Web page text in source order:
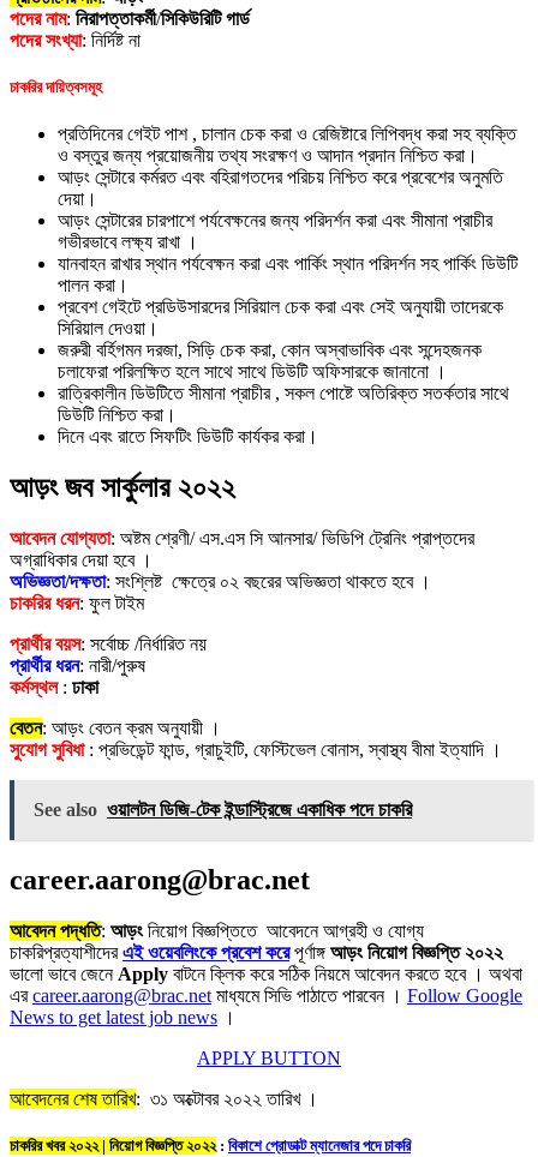
পদের নাম: নিরাপত্তাকর্মী/সিকিউরিটি গার্ড
পদের সংখ্যা: নির্দিষ্ট না
চাকরির দায়িত্বসমূহ
প্রতিদিনের গেইট পাশ , চালান চেক করা ও রেজিষ্টারে লিপিবদ্ধ করা সহ ব্যক্তি
ও বস্তুর জন্য প্রয়োজনীয় তথ্য সংরক্ষণ ও আদান প্রদান নিশ্চিত করা।
আড়ং সেন্টারে কর্মরত এবং বহিরাগতদের পরিচয় নিশ্চিত করে প্রবেশের অনুমতি
দেয়া।
আড়ং সেন্টারের চারপাশে পর্যবেক্ষনের জন্য পরিদর্শন করা এবং সীমানা প্রাচীর
গভীরভাবে লক্ষ্য রাখা ।
যানবাহন রাখার স্থান পর্যবেক্ষন করা এবং পার্কিং স্থান পরিদর্শন সহ পার্কিং ডিউটি
পালন করা।
প্রবেশ গেইটে প্রডিউসারদের সিরিয়াল চেক করা এবং সেই অনুযায়ী তাদেরকে
সিরিয়াল দেওয়া।
জরুরী বর্হিগমন দরজা, সিড়ি চেক করা, কোন অস্বাভাবিক এবং সন্দেহজনক
চলাফেরা পরিলক্ষিত হলে সাথে সাথে ডিউটি অফিসারকে জানানো ।
রাত্রিকালীন ডিউটিতে সীমানা প্রাচীর , সকল পোষ্টে অতিরিক্ত সতর্কতার সাথে
ডিউটি নিশ্চিত করা।
দিনে এবং রাতে সিফটিং ডিউটি কার্যকর করা।
আড়ং জব সার্কুলার ২০২২
আবেদন যোগ্যতা: অষ্টম শ্রেণী/ এস.এস সি আনসার/ ভিডিপি ট্রেনিং প্রাপ্তদের
অগ্রাধিকার দেয়া হবে ।
অভিজ্ঞতা/দক্ষতা: সংশ্লিষ্ট ক্ষেত্রে ০২ বছরের অভিজ্ঞতা থাকতে হবে ।
চাকরির ধরন: ফুল টাইম
প্রার্থীর বয়স: সর্বোচ্চ /নির্ধারিত নয়
প্রার্থীর ধরন: নারী/পুরুষ
কর্মস্থল : ঢাকা
বেতন: আড়ং বেতন ক্রম অনুযায়ী ।
সুযোগ সুবিধা: প্রভিডেন্ট ফান্ড, গ্রাচুইটি, ফেস্টিভেল বোনাস, স্বাস্থ্য বীমা ইত্যাদি ।
See also ওয়ালটন ডিজি-টেক ইন্ডাস্ট্রিজে একাধিক পদে চাকরি
career.aarong@brac.net
আবেদন পদ্ধতি: আড়ংনিয়োগ বিজ্ঞপ্তিতে আবেদনে আগ্রহী ও যোগ্য
চাকরিপ্রত্যাশীদেরএই ওয়েবলিংকে প্রবেশ করেপূর্ণাঙ্গ আড়ং নিয়োগ বিজ্ঞপ্তি ২০২২
ভালো ভাবে জেনে Apply বাটনে ক্লিক করে সঠিক নিয়মে আবেদন করতে হবে । অথবা
এরcareer.aarong@brac.net মাধ্যমে সিভি পাঠাতে পারবেন । Follow Google
News to get latest job news ।
APPLY BUTTON
আবেদনের শেষ তারিখ: ৩১ অক্টোবর ২০২২ তারিখ ।
চাকরির খবর ২০২২ | নিয়োগ বিজ্ঞপ্তি ২০২২: বিকাশে প্রোডাক্ট ম্যানেজার পদে চাকরি